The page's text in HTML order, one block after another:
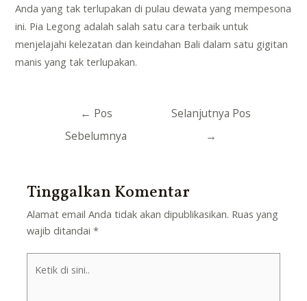
Anda yang tak terlupakan di pulau dewata yang mempesona
ini. Pia Legong adalah salah satu cara terbaik untuk
menjelajahi kelezatan dan keindahan Bali dalam satu gigitan
manis yang tak terlupakan.
← Pos
Sebelumnya
Selanjutnya Pos
→
Tinggalkan Komentar
Alamat email Anda tidak akan dipublikasikan. Ruas yang
wajib ditandai*